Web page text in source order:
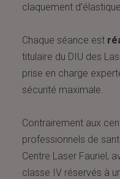
claquement
Chaque séance est
titulaire du DIU des
prise en charge
sécurité maximale.
Contrairement aux
professionnels de
Centre Laser Fauriel,
classe IV réservés à